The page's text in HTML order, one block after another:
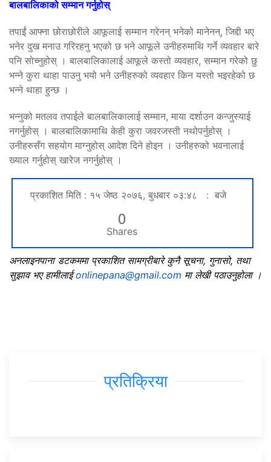
बालबालिकाको सम्मान गर्नुहोस्
तपाईं आफ्ना छोराछोरीले आफूलाई सम्मान गरेनन् भनेको मानेनन्, जिद्दी भए
भनेर दुख मनाउ गरिरहनु भएको छ भने आफूले उनीहरुमाथि गर्ने व्यवहार बारे
पनि सोच्नुहोस् । बालबालिकालाई आफूले कस्तो व्यवहार, सम्मान गरेको छु
भन्ने कुरा थाहा पाउनु भयो भने उनीहरुको व्यवहार किन यस्तो भइरहेको छ
भन्ने थाहा हुन्छ ।
भन्नुको मतलव तपाईले बालबालिकालाई सम्मान, माया दर्शाउन कन्जुस्याई
नगर्नुहोस् । बालबालिकामाथि केही कुरा जवरजस्ती नथोपर्नुहोस् ।
उनीहरुसँग सहयोग माग्नुहोस् आदेश दिने होइन । उनीहरुको भवनालाई
ख्याल गर्नुहोस् खारेज नगर्नुहोस् ।
प्रकाशित मिति : १५ जेष्ठ २०७६, बुधबार ०३:४८ : बजे
0
Shares
अनलाइनपाना डटकममा प्रकाशित सामग्रीबारे कुनै सूचना, गुनासो, तथा
सुझाव भए हामीलाईonlinepana@gmail.com मा लेखी पठाउनुहोला ।
प्रतिक्रिया